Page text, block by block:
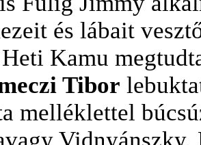
és lábait
Kamu
Tibor
melléklettel